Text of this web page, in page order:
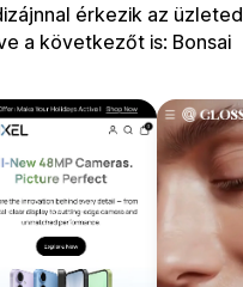
érkezik az üzleted
a következőt is: Bonsai